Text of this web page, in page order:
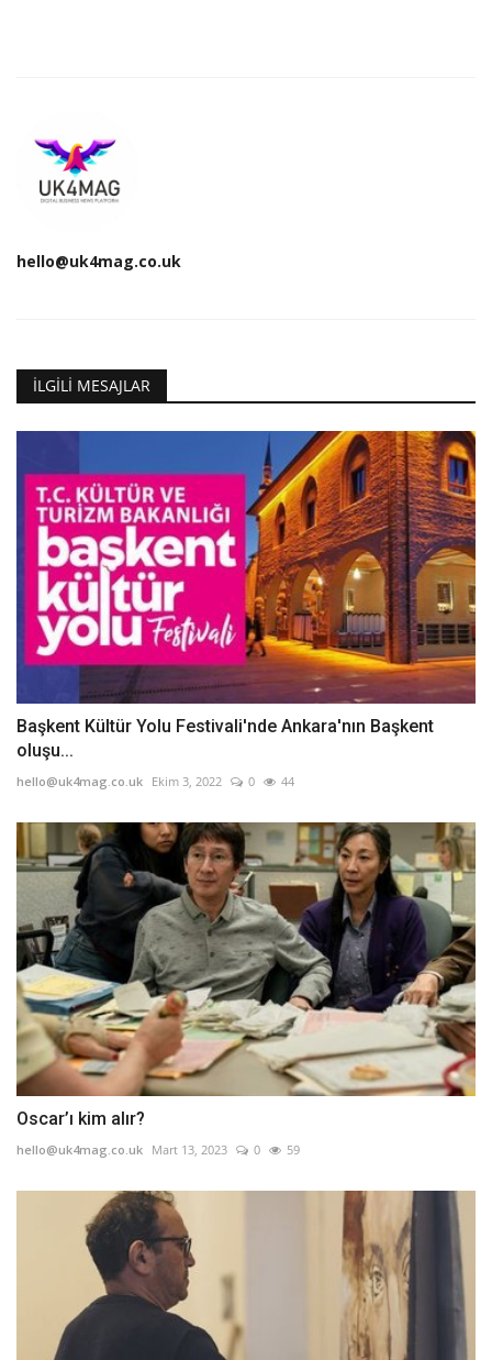
hello@uk4mag.co.uk
İLGILI MESAJLAR
Başkent Kültür Yolu Festivali'nde Ankara'nın Başkent
oluşu...
hello@uk4mag.co.uk Ekim 3, 2022 0 44
Oscar’ı kim alır?
hello@uk4mag.co.uk Mart 13, 2023 0 59